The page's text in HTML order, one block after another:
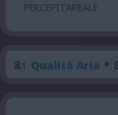
PERCEPITAREALE
8.1 Qualità Aria •